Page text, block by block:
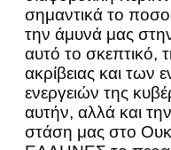
σημαντικά το
την άμυνά μας
αυτό το σκεπτικό,
ακρίβειας και των
ενεργειών της
αυτήν, αλλά και
στάση μας στο